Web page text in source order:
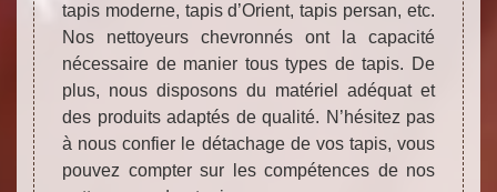
tapis moderne, tapis d’Orient, tapis persan, etc.
Nos nettoyeurs chevronnés ont la capacité
nécessaire de manier tous types de tapis. De
plus, nous disposons du matériel adéquat et
des produits adaptés de qualité. N’hésitez pas
à nous confier le détachage de vos tapis, vous
pouvez compter sur les compétences de nos